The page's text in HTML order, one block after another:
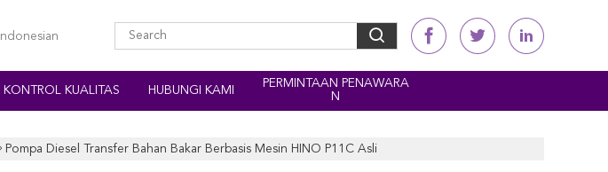
Indonesian
KONTROL KUALITAS HUBUNGI KAMI
PERMINTAAN PENAWARA
N
Pompa Diesel Transfer Bahan Bakar Berbasis Mesin HINO P11C Asli